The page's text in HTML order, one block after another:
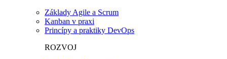
Základy Agile a Scrum
Kanban v praxi
Princípy a praktiky DevOps
ROZVOJ